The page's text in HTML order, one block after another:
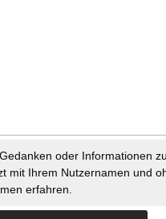
oder Informationen
mit Ihrem Nutzernamen und
erfahren.